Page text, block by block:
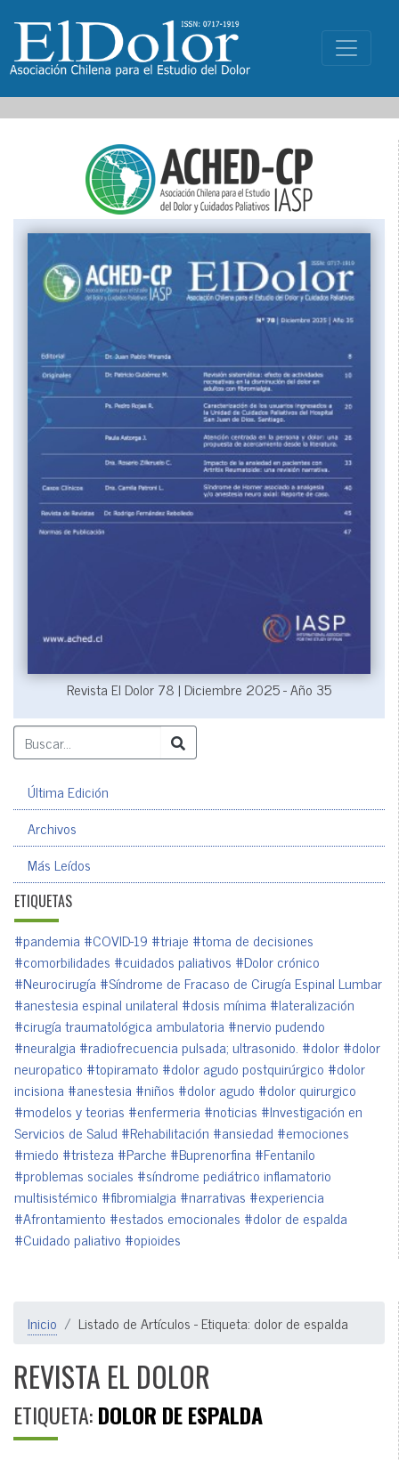
Revista El Dolor 78 | Diciembre 2025 - Año 35
Última Edición
Archivos
Más Leídos
ETIQUETAS
#pandemia #COVID-19 #triaje #toma de decisiones
#comorbilidades #cuidados paliativos #Dolor crónico
#Neurocirugía #Síndrome de Fracaso de Cirugía Espinal Lumbar
#anestesia espinal unilateral #dosis mínima #lateralización
#cirugía traumatológica ambulatoria #nervio pudendo
#neuralgia #radiofrecuencia pulsada; ultrasonido. #dolor#dolor
neuropatico #topiramato #dolor agudo postquirúrgico #dolor
incisiona #anestesia #niños #dolor agudo #dolor quirurgico
#modelos y teorias #enfermeria #noticias #Investigación en
Servicios de Salud #Rehabilitación #ansiedad #emociones
#miedo #tristeza #Parche #Buprenorfina #Fentanilo
#problemas sociales #síndrome pediátrico inflamatorio
multisistémico #fibromialgia #narrativas #experiencia
#Afrontamiento #estados emocionales #dolor de espalda
#Cuidado paliativo #opioides
Inicio Listado de Artículos - Etiqueta: dolor de espalda
REVISTA EL DOLOR
ETIQUETA:DOLOR DE ESPALDA